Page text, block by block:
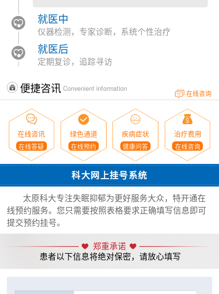
就医中
仪器检测，专家诊断，系统个性治疗
就医后
定期复诊，追踪寻访
便捷咨讯 Convenient information
在线咨询
在线咨讯
在线答疑
绿色通道
在线预约
疾病症状
健康问答
治疗费用
在线咨询
科大网上挂号系统
太原科大专注失眠抑郁为更好服务大众，特开通在
线预约服务。您只需要按照表格要求正确填写信息即可
提交预约挂号。
郑重承诺
患者以下信息将绝对保密，请放心填写